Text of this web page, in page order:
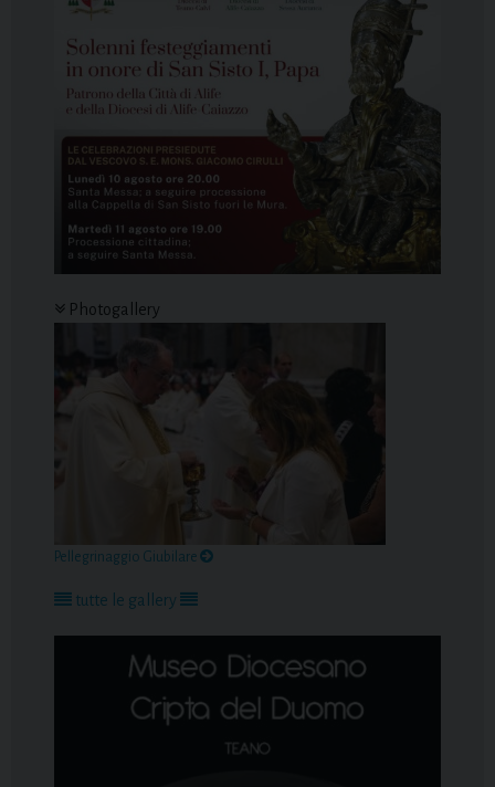
Photogallery
Pellegrinaggio Giubilare
tutte le gallery